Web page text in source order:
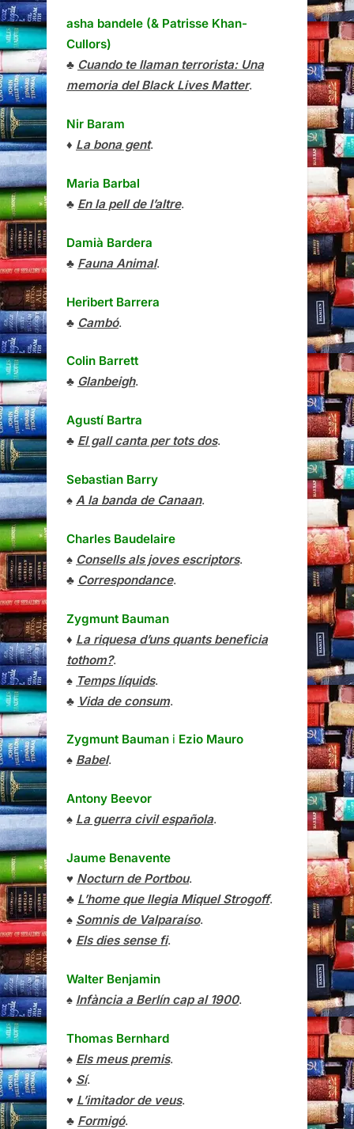
asha bandele (& Patrisse Khan-
Cullors)
♣ Cuando te llaman terrorista: Una
memoria del Black Lives Matter.
Nir Baram
♦ La bona gent.
Maria Barbal
♣ En la pell de l’altre.
Damià Bardera
♣ Fauna Animal.
Heribert Barrera
♣ Cambó.
Colin Barrett
♣ Glanbeigh.
Agustí Bartra
♣ El gall canta per tots dos.
Sebastian Barry
♠ A la banda de Canaan.
Charles Baudelaire
♠ Consells als joves escriptors.
♣ Correspondance.
Zygmunt Bauman
♦ La riquesa d’uns quants beneficia
tothom?.
♠ Temps líquids.
♣ Vida de consum.
Zygmunt Bauman i Ezio Mauro
♠ Babel.
Antony Beevor
♠ La guerra civil española.
Jaume Benavente
♥ Nocturn de Portbou.
♣ L’home que llegia Miquel Strogoff.
♠ Somnis de Valparaíso.
♦ Els dies sense fi.
Walter Benjamin
♠ Infància a Berlín cap al 1900.
Thomas Bernhard
♠ Els meus premis.
♦ Sí.
♥ L’imitador de veus.
♣ Formigó.